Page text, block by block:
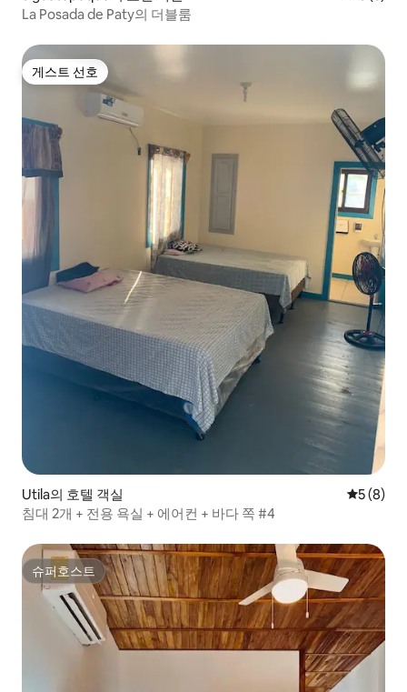
La Posada de Paty의 더블룸
게스트 선호
게스트 선호
Utila의 호텔 객실 평점 5점
5 (8)
침대 2개 + 전용 욕실 + 에어컨 + 바다 쪽 #4
슈퍼호스트
슈퍼호스트